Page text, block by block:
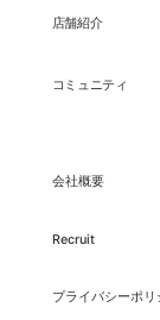
店舗紹介
コミュニティ
会社概要
Recruit
プライバシーポリ